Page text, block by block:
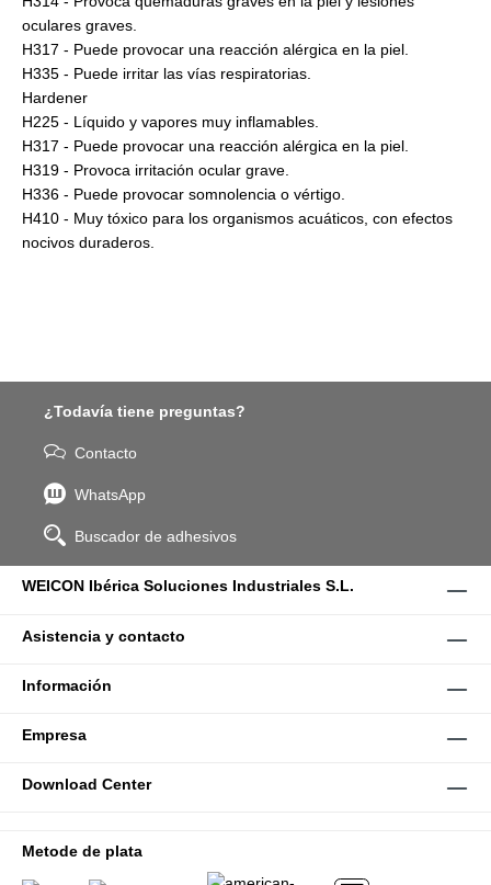
oculares graves.
H317 - Puede provocar una reacción alérgica en la piel.
H335 - Puede irritar las vías respiratorias.
Hardener
H225 - Líquido y vapores muy inflamables.
H317 - Puede provocar una reacción alérgica en la piel.
H319 - Provoca irritación ocular grave.
H336 - Puede provocar somnolencia o vértigo.
H410 - Muy tóxico para los organismos acuáticos, con efectos
nocivos duraderos.
¿Todavía tiene preguntas?
Contacto
WhatsApp
Buscador de adhesivos
WEICON Ibérica Soluciones Industriales S.L.
Asistencia y contacto
Información
Empresa
Download Center
Metode de plata